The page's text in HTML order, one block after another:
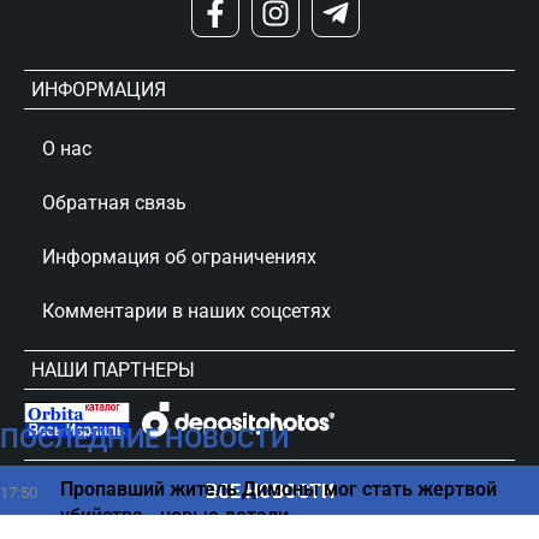
ПОСЛЕДНИЕ НОВОСТИ
17:50
Пропавший житель Димоны мог стать жертвой
убийства - новые детали
ВСЕ НОВОСТИ
ИНФОРМАЦИЯ
О нас
Обратная связь
Информация об ограничениях
Комментарии в наших соцсетях
НАШИ ПАРТНЕРЫ
сursorinfo.co.il © Все права защищены